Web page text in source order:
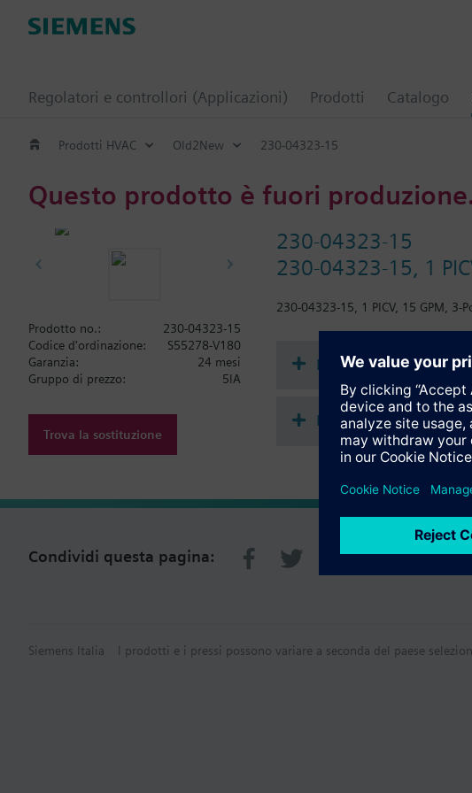
Regolatori e controllori (Applicazioni) Prodotti Catalogo
Prodotti HVAC Old2New 230-04323-15
Questo prodotto è fuori
230-04323-15
230-04323-15, 1
230-04323-15, 1 PICV, 15 GPM,
Prodotto no.:
230-04323-15
Codice d'ordinazione:
S55278-V180
Garanzia:
24 mesi
Gruppo di prezzo:
5IA
Trova la sostituzione
Documenti
Riepilogo Tecnico
Condividi questa pagina:
Siemens Italia I prodotti e i pressi possono variare a seconda del paese